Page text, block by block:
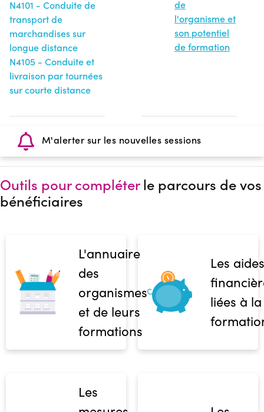
N4101 - Conduite de
transport de
marchandises sur
longue distance
N4105 - Conduite et
livraison par tournées
sur courte distance
de
l'organisme et
son potentiel
de formation
M'alerter sur les nouvelles sessions
Outils pour compléterle parcours de vos
bénéficiaires
L'annuaire
des
organismes
et de leurs
formations
Les aides
liées à la
Les